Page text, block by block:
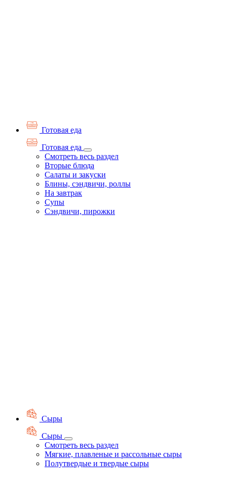
Готовая еда
Готовая еда
Смотреть весь раздел
Вторые блюда
Салаты и закуски
Блины, сэндвичи, роллы
На завтрак
Супы
Сэндвичи, пирожки
Сыры
Сыры
Смотреть весь раздел
Мягкие, плавленые и рассольные сыры
Полутвердые и твердые сыры